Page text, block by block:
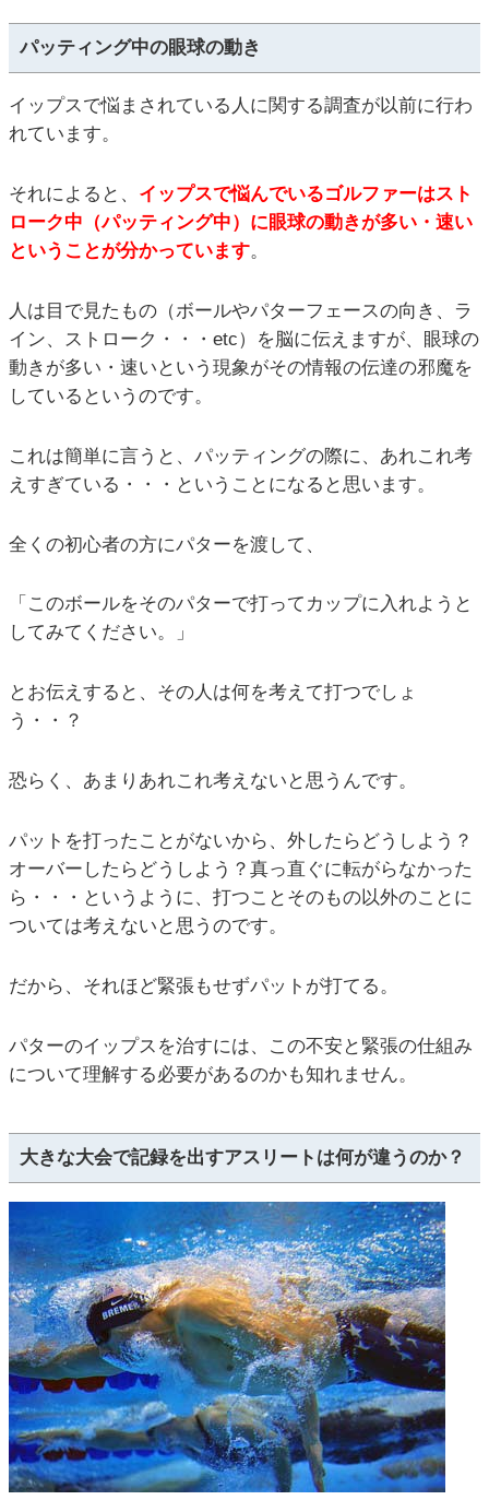
パッティング中の眼球の動き
イップスで悩まされている人に関する調査が以前に行わ
れています。
それによると、 イップスで悩んでいるゴルファーはスト
ローク中（パッティング中）に眼球の動きが多い・速い
ということが分かっています。
人は目で見たもの（ボールやパターフェースの向き、ラ
イン、ストローク・・・etc）を脳に伝えますが、眼球の
動きが多い・速いという現象がその情報の伝達の邪魔を
しているというのです。
これは簡単に言うと、パッティングの際に、あれこれ考
えすぎている・・・ということになると思います。
全くの初心者の方にパターを渡して、
「このボールをそのパターで打ってカップに入れようと
してみてください。」
とお伝えすると、その人は何を考えて打つでしょ
う・・？
恐らく、あまりあれこれ考えないと思うんです。
パットを打ったことがないから、外したらどうしよう？
オーバーしたらどうしよう？真っ直ぐに転がらなかった
ら・・・というように、打つことそのもの以外のことに
ついては考えないと思うのです。
だから、それほど緊張もせずパットが打てる。
パターのイップスを治すには、この不安と緊張の仕組み
について理解する必要があるのかも知れません。
大きな大会で記録を出すアスリートは何が違うのか？